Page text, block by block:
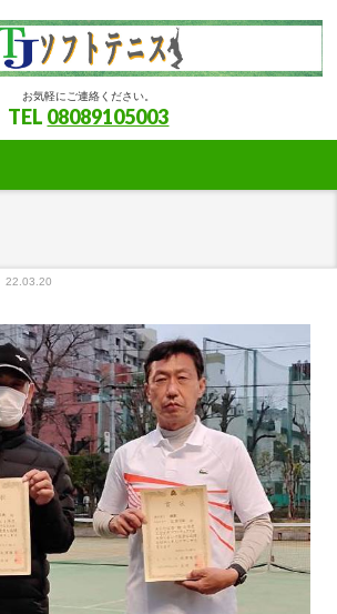
お気軽にご連絡ください。
TEL 08089105003
22.03.20